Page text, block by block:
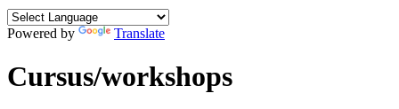
Powered by Translate
Cursus/workshops